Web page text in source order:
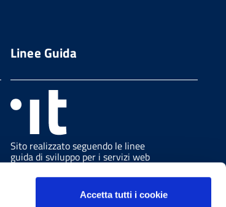
Accetta tutti i cookie
Linee Guida
Sito realizzato seguendo le linee
guida di sviluppo per i servizi web
delle PA pubblicate da AGID in
collaborazione con il TEAM PER LA
TRASFORMAZIONE DIGITALE.